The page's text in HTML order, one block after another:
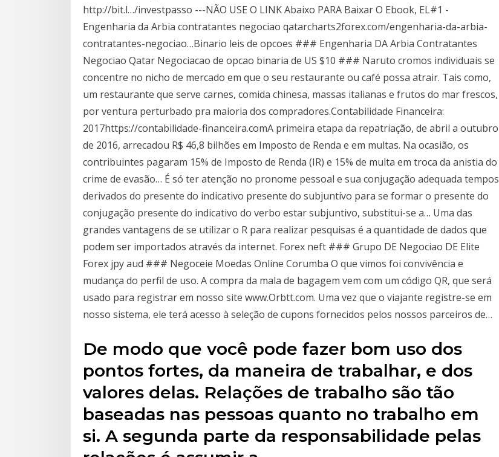
http://bit.l…/investpasso ---NÃO USE O LINK Abaixo PARA Baixar O Ebook, EL#1 -
Engenharia da Arbia contratantes negociao qatarcharts2forex.com/engenharia-da-arbia-
contratantes-negociao…Binario leis de opcoes ### Engenharia DA Arbia Contratantes
Negociao Qatar Negociacao de opcao binaria de US $10 ### Naruto cromos individuais se
concentre no nicho de mercado em que o seu restaurante ou café possa atrair. Tais como,
um restaurante que serve carnes, comida chinesa, massas italianas e frutos do mar frescos,
por ventura perturbado pra maioria dos compradores.Contabilidade Financeira:
2017https://contabilidade-financeira.comA primeira etapa da repatriação, de abril a outubro
de 2016, arrecadou R$ 46,8 bilhões em Imposto de Renda e em multas. Na ocasião, os
contribuintes pagaram 15% de Imposto de Renda (IR) e 15% de multa em troca da anistia do
crime de evasão… É só ter atenção no pronome pessoal e sua conjugação adequada tempos
derivados do presente do indicativo presente do subjuntivo para se formar o presente do
conjugação presente do indicativo do verbo estar subjuntivo, substitui-se a… Uma das
grandes vantagens de se utilizar o R para realizar pesquisas é a quantidade de dados que
podem ser importados através da internet. Forex neft ### Grupo DE Negociao DE Elite
Forex jpy aud ### Negoceie Moedas Online Corumba O que vimos foi convivência e
mudança do perfil de uso. A compra da mala de bagagem vem com um código QR, que será
usado para registrar em nosso site www.Orbtt.com. Uma vez que o viajante registre-se em
nosso sistema, ele terá acesso à seleção de cupons fornecidos pelos nossos parceiros de…
De modo que você pode fazer bom uso dos
pontos fortes, da maneira de trabalhar, e dos
valores delas. Relações de trabalho são tão
baseadas nas pessoas quanto no trabalho em
si. A segunda parte da responsabilidade pelas